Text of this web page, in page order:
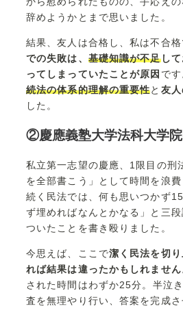
辞めようかとまで思いました。
結果、友人は合格し、私は不合
での失敗は、 基礎知識が不足し
ってしまっていたことが原因 で
続法の体系的理解の重要性と 友人
した。
②慶應義塾大学法科大学
私立第一志望の慶應、1限目の刑
を全部書こう」として時間を浪費
続く民法では、何も思いつかず
ず埋めればなんとかなる」と三
ついたことを書き殴りました。
今思えば、ここで潔く民法を切
れば結果は違ったかもしれません
された時間はわずか25分。半泣
査を無理やり行い、答案を完成さ